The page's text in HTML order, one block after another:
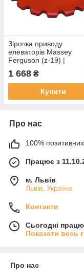
Зірочка приводу
елеваторів Massey
Ferguson (z-19) |
413411M91 JAG
1 668 ₴
Купити
Про нас
100% позитивних
Працює з
м. Львів
Львів, Україна
Контакти
Сьогодні
Показати весь
Про нас